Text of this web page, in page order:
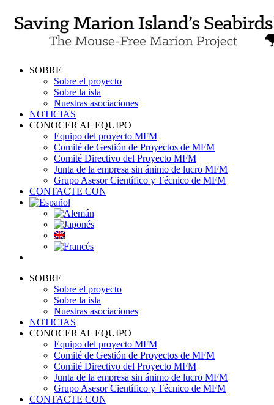
content
SOBRE
Sobre el proyecto
Sobre la isla
Nuestras asociaciones
NOTICIAS
CONOCER AL EQUIPO
Equipo del proyecto MFM
Comité de Gestión de Proyectos de MFM
Comité Directivo del Proyecto MFM
Junta de la empresa sin ánimo de lucro MFM
Grupo Asesor Científico y Técnico de MFM
CONTACTE CON
SOBRE
Sobre el proyecto
Sobre la isla
Nuestras asociaciones
NOTICIAS
CONOCER AL EQUIPO
Equipo del proyecto MFM
Comité de Gestión de Proyectos de MFM
Comité Directivo del Proyecto MFM
Junta de la empresa sin ánimo de lucro MFM
Grupo Asesor Científico y Técnico de MFM
CONTACTE CON